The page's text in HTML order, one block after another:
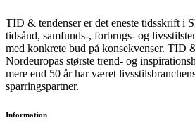
TID & tendenser er det eneste tidsskrift i
tidsånd, samfunds-, forbrugs- og
med konkrete bud på konsekvenser. TID
Nordeuropas største trend- og
mere end 50 år har været
sparringspartner.
Information